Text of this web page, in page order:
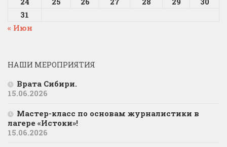
31
« Июн
НАШИ МЕРОПРИЯТИЯ
Врата Сибири.
15.06.2026
Мастер-класс по основам журналистики в
лагере «Истоки»!
15.06.2026